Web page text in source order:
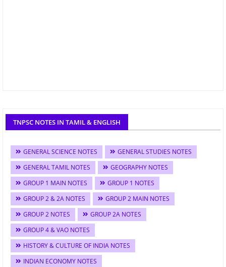
TNPSC NOTES IN TAMIL & ENGLISH
GENERAL SCIENCE NOTES
GENERAL STUDIES NOTES
GENERAL TAMIL NOTES
GEOGRAPHY NOTES
GROUP 1 MAIN NOTES
GROUP 1 NOTES
GROUP 2 & 2A NOTES
GROUP 2 MAIN NOTES
GROUP 2 NOTES
GROUP 2A NOTES
GROUP 4 & VAO NOTES
HISTORY & CULTURE OF INDIA NOTES
INDIAN ECONOMY NOTES